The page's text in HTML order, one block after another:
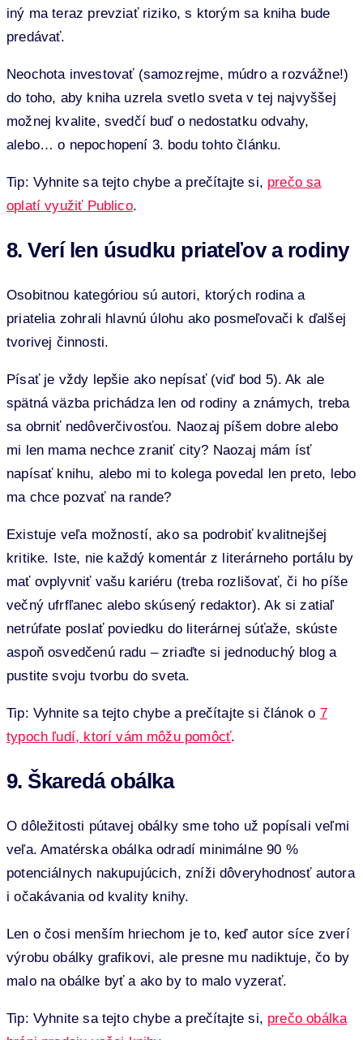
iný ma teraz prevziať riziko, s ktorým sa kniha bude
predávať.
Neochota investovať (samozrejme, múdro a rozvážne!)
do toho, aby kniha uzrela svetlo sveta v tej najvyššej
možnej kvalite, svedčí buď o nedostatku odvahy,
alebo… o nepochopení 3. bodu tohto článku.
Tip: Vyhnite sa tejto chybe a prečítajte si, prečo sa
oplatí využiť Publico.
8. Verí len úsudku priateľov a rodiny
Osobitnou kategóriou sú autori, ktorých rodina a
priatelia zohrali hlavnú úlohu ako posmeľovači k ďalšej
tvorivej činnosti.
Písať je vždy lepšie ako nepísať (viď bod 5). Ak ale
spätná väzba prichádza len od rodiny a známych, treba
sa obrniť nedôverčivosťou. Naozaj píšem dobre alebo
mi len mama nechce zraniť city? Naozaj mám ísť
napísať knihu, alebo mi to kolega povedal len preto, lebo
ma chce pozvať na rande?
Existuje veľa možností, ako sa podrobiť kvalitnejšej
kritike. Iste, nie každý komentár z literárneho portálu by
mať ovplyvniť vašu kariéru (treba rozlišovať, či ho píše
večný ufrfľanec alebo skúsený redaktor). Ak si zatiaľ
netrúfate poslať poviedku do literárnej súťaže, skúste
aspoň osvedčenú radu – zriaďte si jednoduchý blog a
pustite svoju tvorbu do sveta.
Tip: Vyhnite sa tejto chybe a prečítajte si článok o 7
typoch ľudí, ktorí vám môžu pomôcť.
9. Škaredá obálka
O dôležitosti pútavej obálky sme toho už popísali veľmi
veľa. Amatérska obálka odradí minimálne 90 %
potenciálnych nakupujúcich, zníži dôveryhodnosť autora
i očakávania od kvality knihy.
Len o čosi menším hriechom je to, keď autor síce zverí
výrobu obálky grafikovi, ale presne mu nadiktuje, čo by
malo na obálke byť a ako by to malo vyzerať.
Tip: Vyhnite sa tejto chybe a prečítajte si, prečo obálka